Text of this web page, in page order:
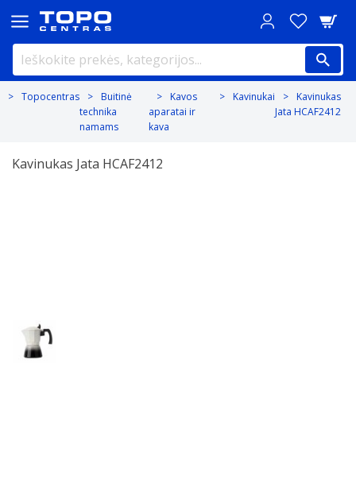
Topocentras
Buitinė
technika
namams
Kavos
aparatai ir
kava
Kavinukai
Kavinukas
Jata HCAF2412
Kavinukas Jata HCAF2412